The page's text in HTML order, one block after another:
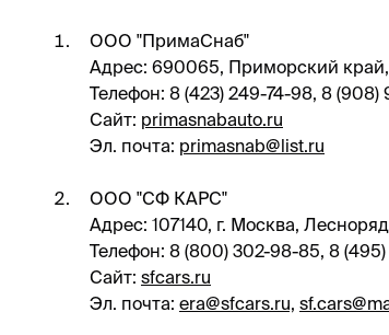
ООО "ПримаСнаб"
Адрес: 690065, Приморский край,
Телефон: 8 (423) 249-74-98, 8 (908)
Сайт: primasnabauto.ru
Эл. почта: primasnab@list.ru
ООО "СФ КАРС"
Адрес: 107140, г. Москва,
Телефон: 8 (800) 302-98-85, 8 (495)
Сайт: sfcars.ru
Эл. почта: era@sfcars.ru,